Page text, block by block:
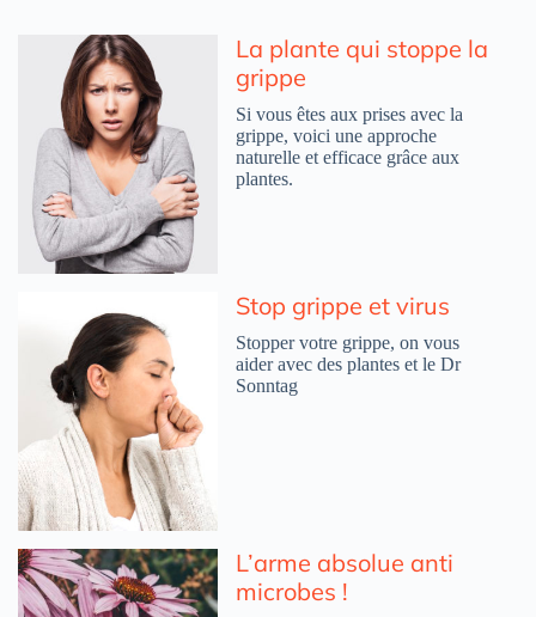
La plante qui stoppe la
grippe
Si vous êtes aux prises avec la
grippe, voici une approche
naturelle et efficace grâce aux
plantes.
Stop grippe et virus
Stopper votre grippe, on vous
aider avec des plantes et le Dr
Sonntag
L’arme absolue anti
microbes !